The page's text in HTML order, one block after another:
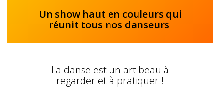
Un show haut en couleurs qui
réunit tous nos danseurs
La danse est un art beau à
regarder et à pratiquer !